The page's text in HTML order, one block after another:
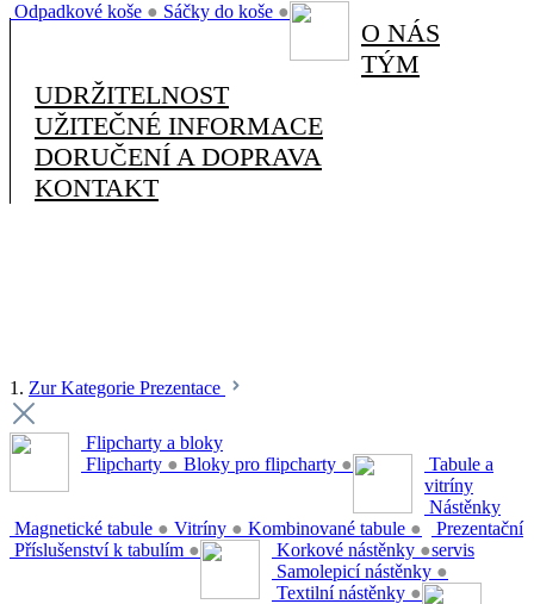
Odpadkové koše ● Sáčky do koše ●
O NÁS
TÝM
UDRŽITELNOST
UŽITEČNÉ INFORMACE
DORUČENÍ A DOPRAVA
KONTAKT
1. Zur Kategorie Prezentace
Flipcharty a bloky
Flipcharty ● Bloky pro flipcharty ●
Tabule a
vitríny
Magnetické tabule ● Vitríny ● Kombinované tabule ●
Příslušenství k tabulím ●
Nástěnky
Korkové nástěnky ●
Samolepicí nástěnky ●
Textilní nástěnky ●
Prezentační
servis